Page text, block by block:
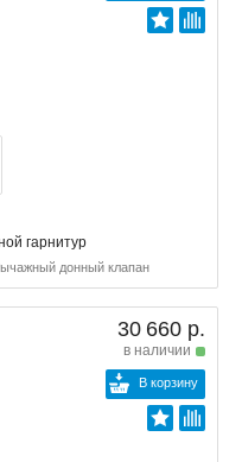
гарнитур
донный клапан
30 660 р.
в наличии
В корзину